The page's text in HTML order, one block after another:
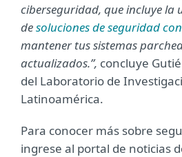
ciberseguridad, que incluye la
desoluciones de seguridad
mantener tus sistemas
actualizados.”, concluye
del Laboratorio de
Latinoamérica.
Para conocer más sobre
ingrese al portal de noticias